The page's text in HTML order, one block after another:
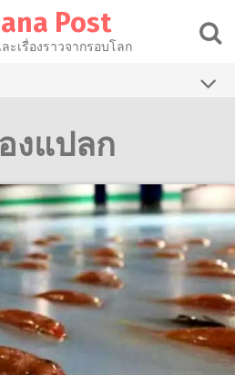
Post
ะเรื่องราวจากรอบโลก
งแปลก